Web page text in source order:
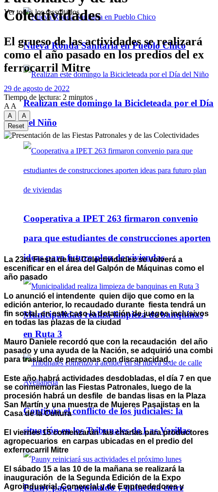
Nueva Ronda Sanitaria en Pueblo Chico
Realizan este domingo la Bicicleteada por el Día
del Niño
Cooperativa a IPET 263 firmaron convenio
para que estudiantes de construcciones aporten
ideas para futuro plan de viviendas
Municipalidad realiza limpieza de banquinas
en Ruta 3
Continúa el conflicto de los judiciales: la
situación en los Tribunales de Las Varillas
Pauny paga aguinaldo y quincena entre
Ver todos los ressultados
Colectividades
El grueso de las actividades se realizará
como el año pasado en los predios del ex
ferrocarril Mitre
29 de agosto de 2022
Tiempo de lectura: 2 minutos
A A
A
A
Reset
La 23ra Fiesta de las Colectividades se volverá a
escenificar en el área del Galpón de Máquinas como el
año pasado
Lo anunció el intendente quien dijo que como en la
edición anterior, lo recaudado durante fiesta tendrá un
fin social, en este caso la dotación de juegos inclusivos
en todas las plazas de la ciudad
Mauro Daniele recordó que con la recaudación del año
pasado y una ayuda de la Nación, se adquirió una combi
para traslado de personas con discapacidad.
Este año habrá actividades desdobladas, el día 7 en que
se conmemoran las Fiestas Patronales, luego de la
procesión habrá un desfile de bandas lisas en la Plaza
San Martín y una muestra de Mujeres Pasajistas en la
Casa de la Cultura
El viernes 15 comenzarán las charlas para productores
agropecuarios en carpas ubicadas en el predio del
exferrocarril Mitre
El sábado 15 a las 10 de la mañana se realizará la
inauguración de la Segunda Edición de la Expo
Agroindustrial, Comercial y de Emprendedores y